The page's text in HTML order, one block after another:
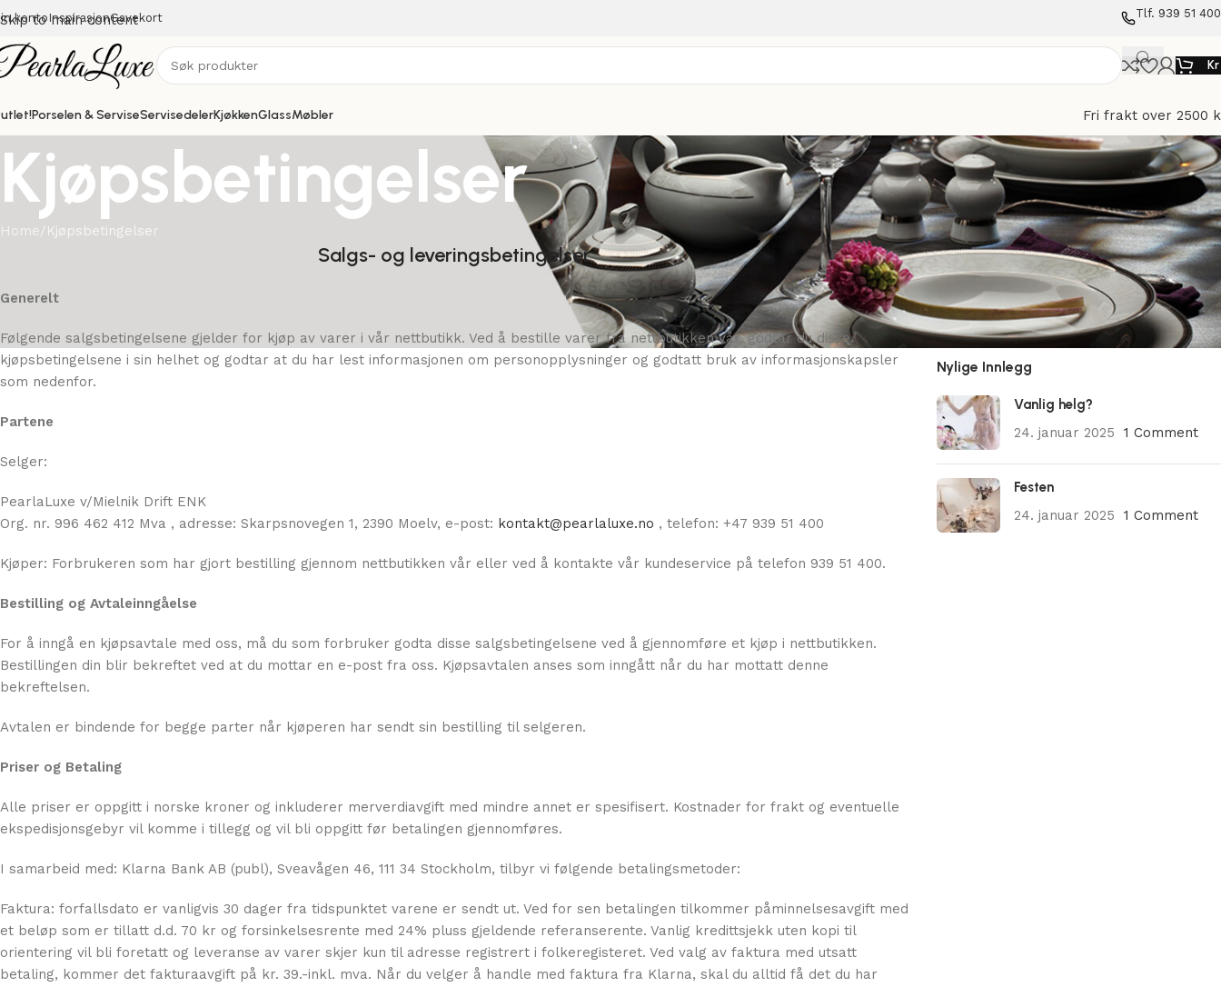
Skip to main content
konto InspirasjonGavekort Tlf. 939 51 400
Kr
Porselen & ServiseServisedelerKjøkkenGlassMøbler Fri frakt over 2500
Kjøpsbetingelser
Home Kjøpsbetingelser
Salgs- og leveringsbetingelser
Generelt
Følgende salgsbetingelsene gjelder for kjøp av varer i vår nettbutikk. Ved å bestille varer fra nettbutikken vår, godtar du disse
kjøpsbetingelsene i sin helhet og godtar at du har lest informasjonen om personopplysninger og godtatt bruk av informasjonskapsler
som nedenfor.
Partene
Selger:
PearlaLuxe v/Mielnik Drift ENK
Org. nr. 996 462 412 Mva , adresse: Skarpsnovegen 1, 2390 Moelv, e-post: kontakt@pearlaluxe.no , telefon: +47 939 51 400
Kjøper: Forbrukeren som har gjort bestilling gjennom nettbutikken vår eller ved å kontakte vår kundeservice på telefon 939 51 400.
Bestilling og Avtaleinngåelse
For å inngå en kjøpsavtale med oss, må du som forbruker godta disse salgsbetingelsene ved å gjennomføre et kjøp i nettbutikken.
Bestillingen din blir bekreftet ved at du mottar en e-post fra oss. Kjøpsavtalen anses som inngått når du har mottatt denne
bekreftelsen.
Avtalen er bindende for begge parter når kjøperen har sendt sin bestilling til selgeren.
Priser og Betaling
Alle priser er oppgitt i norske kroner og inkluderer merverdiavgift med mindre annet er spesifisert. Kostnader for frakt og eventuelle
ekspedisjonsgebyr vil komme i tillegg og vil bli oppgitt før betalingen gjennomføres.
I samarbeid med: Klarna Bank AB (publ), Sveavågen 46, 111 34 Stockholm, tilbyr vi følgende betalingsmetoder:
Faktura: forfallsdato er vanligvis 30 dager fra tidspunktet varene er sendt ut. Ved for sen betalingen tilkommer påminnelsesavgift med
et beløp som er tillatt d.d. 70 kr og forsinkelsesrente med 24% pluss gjeldende referanserente. Vanlig kredittsjekk uten kopi til
orientering vil bli foretatt og leveranse av varer skjer kun til adresse registrert i folkeregisteret. Ved valg av faktura med utsatt
betaling, kommer det fakturaavgift på kr. 39.-inkl. mva. Når du velger å handle med faktura fra Klarna, skal du alltid få det du har
Kategorier
Inspirasjon
Nylige Innlegg
Vanlig helg?
24. januar 2025
1 Comment
Festen
24. januar 2025
1 Comment